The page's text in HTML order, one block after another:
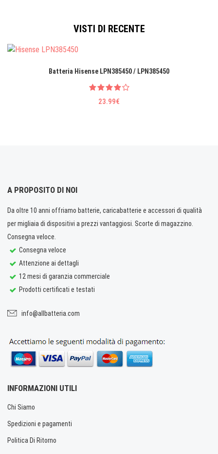
VISTI DI RECENTE
Batteria Hisense LPN385450 / LPN385450
23.99€
A PROPOSITO DI NOI
Da oltre 10 anni offriamo batterie, caricabatterie e accessori di qualità
per migliaia di dispositivi a prezzi vantaggiosi. Scorte di magazzino.
Consegna veloce.
Consegna veloce
Attenzione ai dettagli
12 mesi di garanzia commerciale
Prodotti certificati e testati
info@allbatteria.com
INFORMAZIONI UTILI
Chi Siamo
Spedizioni e pagamenti
Politica Di Ritorno